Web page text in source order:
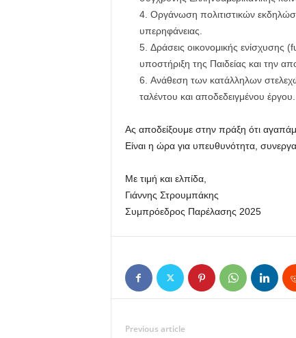
Οργάνωση πολιτιστικών
υπερηφάνειας.
Δράσεις οικονομικής ενίσχυσης
υποστήριξη της Παιδείας και την
Ανάθεση των κατάλληλων
ταλέντου και αποδεδειγμένου έργου.
Ας αποδείξουμε στην πράξη ότι
Είναι η ώρα για υπευθυνότητα,
Με τιμή και ελπίδα,
Γιάννης Στρουμπάκης
Συμπρόεδρος Παρέλασης 2025
Previous article